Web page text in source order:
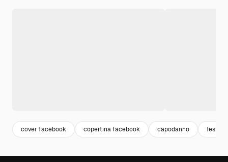
cover facebook copertina facebook capodanno